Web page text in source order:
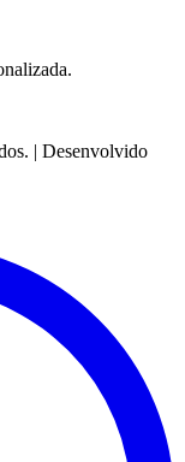
| Desenvolvido